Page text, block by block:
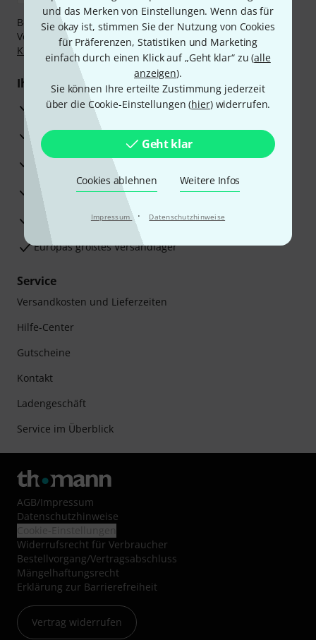
und das Merken von Einstellungen. Wenn das für
Sie okay ist, stimmen Sie der Nutzung von Cookies
für Präferenzen, Statistiken und Marketing
einfach durch einen Klick auf „Geht klar“ zu (alle
anzeigen).
Sie können Ihre erteilte Zustimmung jederzeit
über die Cookie-Einstellungen (hier) widerrufen.
Geht klar
Cookies ablehnen Weitere Infos
Impressum · Datenschutzhinweise
Bezahlen Sie vertraulich und sicher per Nachnahme,
Vorkasse, PayPal, Amazon Pay, Klarna Sofort bezahlen
Klarna Ratenzahlungoder Kreditkarte.
Ihre Vorteile
3 Jahre Thomann Garantie
30 Tage Money-Back-Garantie
Reparaturservice
Beratung durch Fachexperten
Zufriedenheitsgarantie
Europas größtes Versandlager
Service
Versandkosten und Lieferzeiten
Hilfe-Center
Gutscheine
Kontakt
Ladengeschäft
Service im Überblick
AGB/Impressum
Datenschutzhinweise
Widerrufsrecht für Verbraucher
Bestellvorgang/Vertragsabschluss
Mängelhaftungsrecht
Erklärung zur Barrierefreiheit
Vertrag widerrufen